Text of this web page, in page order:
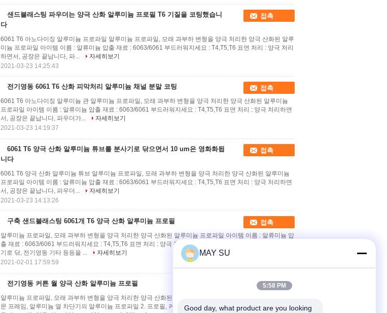
샌드블래스팅 파우더는 양극 산화 알루미늄 프로필 T6 기질을 코팅했습니
다
접촉
6061 T6 아노다이징 알루미늄 프로파일 알루미늄 프로파일, 모래 과부하 변형을 양극 처리한 양극 산화된 알루
미늄 프로파일 아이템 이름 : 알류미늄 압출 재료 : 6063/6061 부드러워지세요 : T4,T5,T6 표면 처리 : 양극 처리
하면서, 공장은 끝납니다, 파...
자세히보기
2021-03-23 14:25:43
전기영동 6061 T6 산화 피막처리 알루미늄 채널 분말 코팅 접촉
6061 T6 아노다이징 알루미늄 관 알루미늄 프로파일, 모래 과부하 변형을 양극 처리한 양극 산화된 알루미늄
프로파일 아이템 이름 : 알류미늄 압출 재료 : 6063/6061 부드러워지세요 : T4,T5,T6 표면 처리 : 양극 처리하면
서, 공장은 끝납니다, 파우더가...
자세히보기
2021-03-23 14:19:37
6061 T6 양극 산화 알루미늄 튜브를 분사기로 닦으면서 10 um은 영화화됩
니다
접촉
6061 T6 양극 산화 알루미늄 튜브 알루미늄 프로파일, 모래 과부하 변형을 양극 처리한 양극 산화된 알루미늄
프로파일 아이템 이름 : 알류미늄 압출 재료 : 6063/6061 부드러워지세요 : T4,T5,T6 표면 처리 : 양극 처리하면
서, 공장은 끝납니다, 파우더...
자세히보기
2021-03-23 14:13:26
구축 샌드블래스팅 6061개 T6 양극 산화 알루미늄 프로필 접촉
알루미늄 프로파일, 모래 과부하 변형을 양극 처리한 양극 산화된 알루미늄 프로파일 아이템 이름 : 알류미늄 압
출 재료 : 6063/6061 부드러워지세요 : T4,T5,T6 표면 처리 : 양극 처리하면서, 공장은 끝납니다, 파우더가, 분사
기로 닦, 전기영동 기타 등등을 ...
자세히보기
2021-02-01 17:59:59
전기영동 커튼 월 양극 산화 알루미늄 프로필 접촉
알루미늄 프로파일, 모래 과부하 변형을 양극 처리한 양극 산화된 알루미늄 프로파일 알루미늄 제품 1. 창문과
문 프레임, 알루미늄 열 차단기의 알루미늄 프로파일 2. 프로필, 커튼 월, 알루미늄 셔터, 알루미늄 분할, 3. 온실,
MAY SU
5:58 PM
Good day, what product are you looking